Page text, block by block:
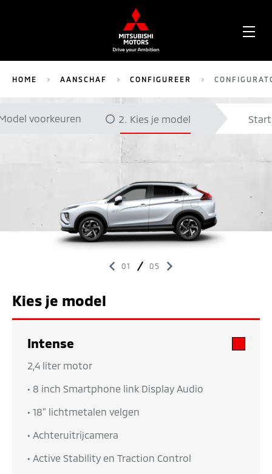
HOME AANSCHAF CONFIGUREER
voorkeuren Kies je model
01 05
Kies je model
Intense
• 2,4 liter motor
• 8 inch Smartphone link Display Audio
• 18" lichtmetalen velgen
• Achteruitrijcamera
• Active Stability en Traction Control